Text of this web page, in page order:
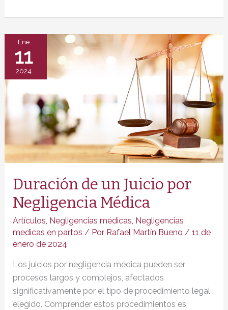
durante
un
Ene
11
2024
Duración de un Juicio por
Negligencia Médica
Artículos, Negligencias médicas, Negligencias
medicas en partos / Por Rafael Martín Bueno / 11 de
enero de 2024
Los juicios por negligencia médica pueden ser
procesos largos y complejos, afectados
significativamente por el tipo de procedimiento legal
elegido. Comprender estos procedimientos es